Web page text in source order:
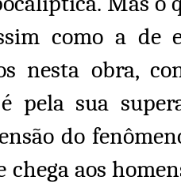
como a de
nesta obra,
pela sua
do
aos